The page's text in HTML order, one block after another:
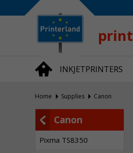
INKJETPRINTERS
Over Printerland
Privacy
Algemene Voorwaarden
Productnieuws
Home Supplies Canon
Canon
Pixma TS8350